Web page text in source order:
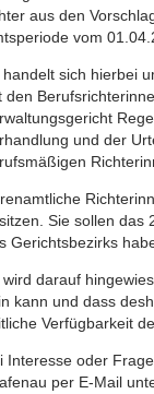
aus den
vom
handelt sich hierbei
den
und der
Sie sollen das
Gerichtsbezirks
wird darauf
kann und dass
Verfügbarkeit
Interesse oder
per E-Mail